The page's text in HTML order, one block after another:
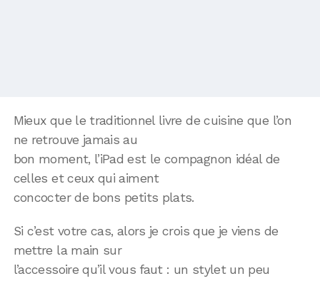
Mieux que le traditionnel livre de cuisine que l’on
ne retrouve jamais au
bon moment, l’iPad est le compagnon idéal de
celles et ceux qui aiment
concocter de bons petits plats.
Si c’est votre cas, alors je crois que je viens de
mettre la main sur
l’accessoire qu’il vous faut : un stylet un peu